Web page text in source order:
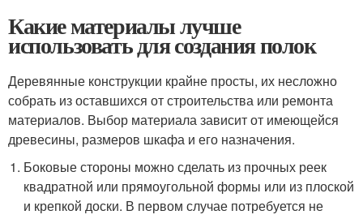
Какие материалы лучше
использовать для создания полок
Деревянные конструкции крайне просты, их несложно
собрать из оставшихся от строительства или ремонта
материалов. Выбор материала зависит от имеющейся
древесины, размеров шкафа и его назначения.
Боковые стороны можно сделать из прочных реек
квадратной или прямоугольной формы или из плоской
и крепкой доски. В первом случае потребуется не